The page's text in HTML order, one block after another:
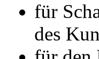
für
des